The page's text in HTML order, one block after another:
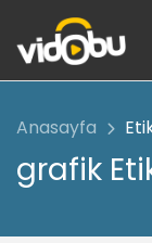
Anasayfa
grafik